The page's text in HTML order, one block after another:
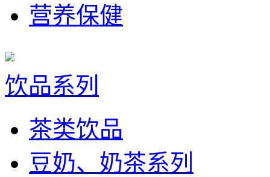
营养保健
饮品系列
茶类饮品
豆奶、奶茶系列